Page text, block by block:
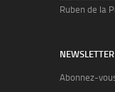
Ruben de la
NEWSLETTER
Abonnez-